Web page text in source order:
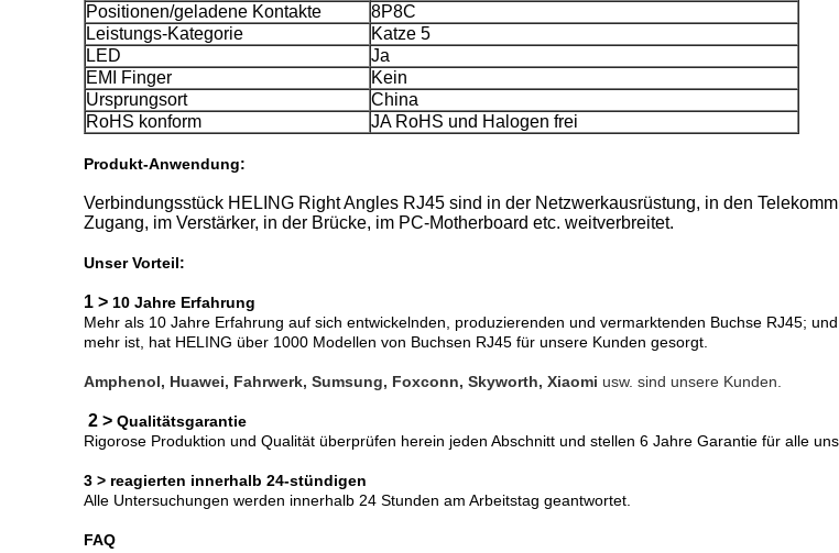
Positionen/geladene Kontakte
8P8C
Leistungs-Kategorie
Katze 5
LED
Ja
EMI Finger
Kein
Ursprungsort
China
RoHS konform
JA RoHS und Halogen frei
Produkt-Anwendung:
Verbindungsstück HELING Right Angles RJ45 sind in der Netzwerkausrüstung, in den
Zugang, im Verstärker, in der Brücke, im PC-Motherboard etc. weitverbreitet.
Unser Vorteil:
1 > 10 Jahre Erfahrung
Mehr als 10 Jahre Erfahrung auf sich entwickelnden, produzierenden und vermarktenden Buchse RJ45;
mehr ist, hat HELING über 1000 Modellen von Buchsen RJ45 für unsere Kunden gesorgt.
Amphenol, Huawei, Fahrwerk, Sumsung, Foxconn, Skyworth, Xiaomi usw. sind unsere Kunden.
2 > Qualitätsgarantie
Rigorose Produktion und Qualität überprüfen herein jeden Abschnitt und stellen 6 Jahre Garantie für alle
3 > reagierten innerhalb 24-stündigen
Alle Untersuchungen werden innerhalb 24 Stunden am Arbeitstag geantwortet.
FAQ